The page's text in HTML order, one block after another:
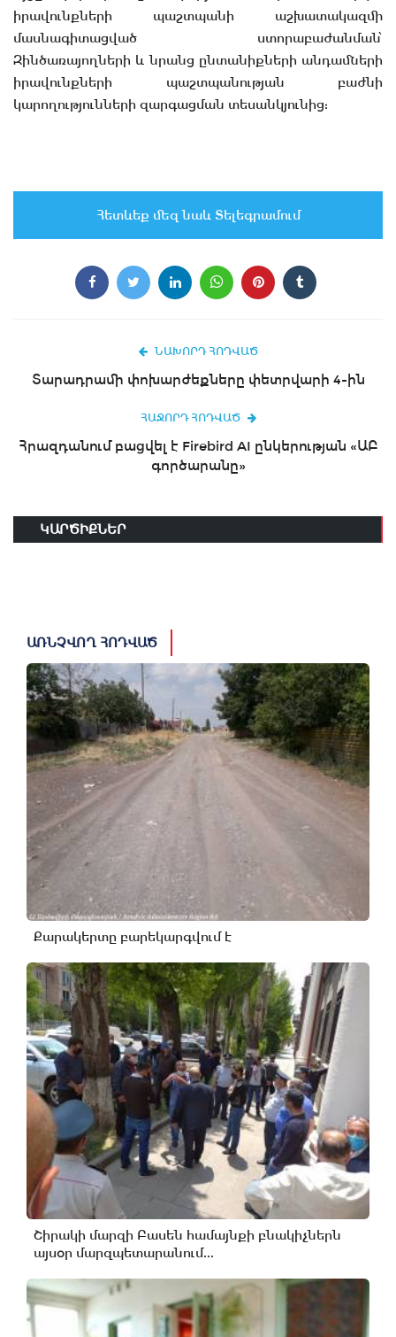
իրավունքների պաշտպանի աշխատակազմի
մասնագիտացված ստորաբաժանման՝
Զինծառայողների և նրանց ընտանիքների անդամների
իրավունքների պաշտպանության բաժնի
կարողությունների զարգացման տեսանկյունից:
Հետևեք մեզ նաև Տելեգրամում
ՆԱԽՈՐԴ ՀՈԴՎԱԾ
Տարադրամի փոխարժեքները փետրվարի 4-ին
ՀԱՋՈՐԴ ՀՈԴՎԱԾ
Հրազդանում բացվել է Firebird AI ընկերության «ԱԲ
գործարանը»
ԿԱՐԾԻՔՆԵՐ
ԱՌՆՉՎՈՂ ՀՈԴՎԱԾ
Քարակերտը բարեկարգվում է
Շիրակի մարզի Բասեն համայնքի բնակիչներն
այսօր մարզպետարանում...